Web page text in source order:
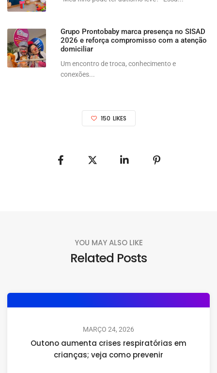
Grupo Prontobaby marca presença no SISAD
2026 e reforça compromisso com a atenção
domiciliar
Um encontro de troca, conhecimento e
conexões...
150 LIKES
YOU MAY ALSO LIKE
Related Posts
MARÇO 24, 2026
Outono aumenta crises respiratórias em
crianças; veja como prevenir